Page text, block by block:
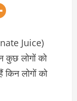
Juice)
कुछ लोगों को
लोगों को